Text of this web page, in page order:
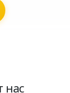
нас